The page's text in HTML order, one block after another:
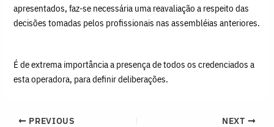
apresentados, faz-se necessária uma reavaliação a respeito das
decisões tomadas pelos profissionais nas assembléias anteriores.
É de extrema importância a presença de todos os credenciados a
esta operadora, para definir deliberações.
PREVIOUS NEXT